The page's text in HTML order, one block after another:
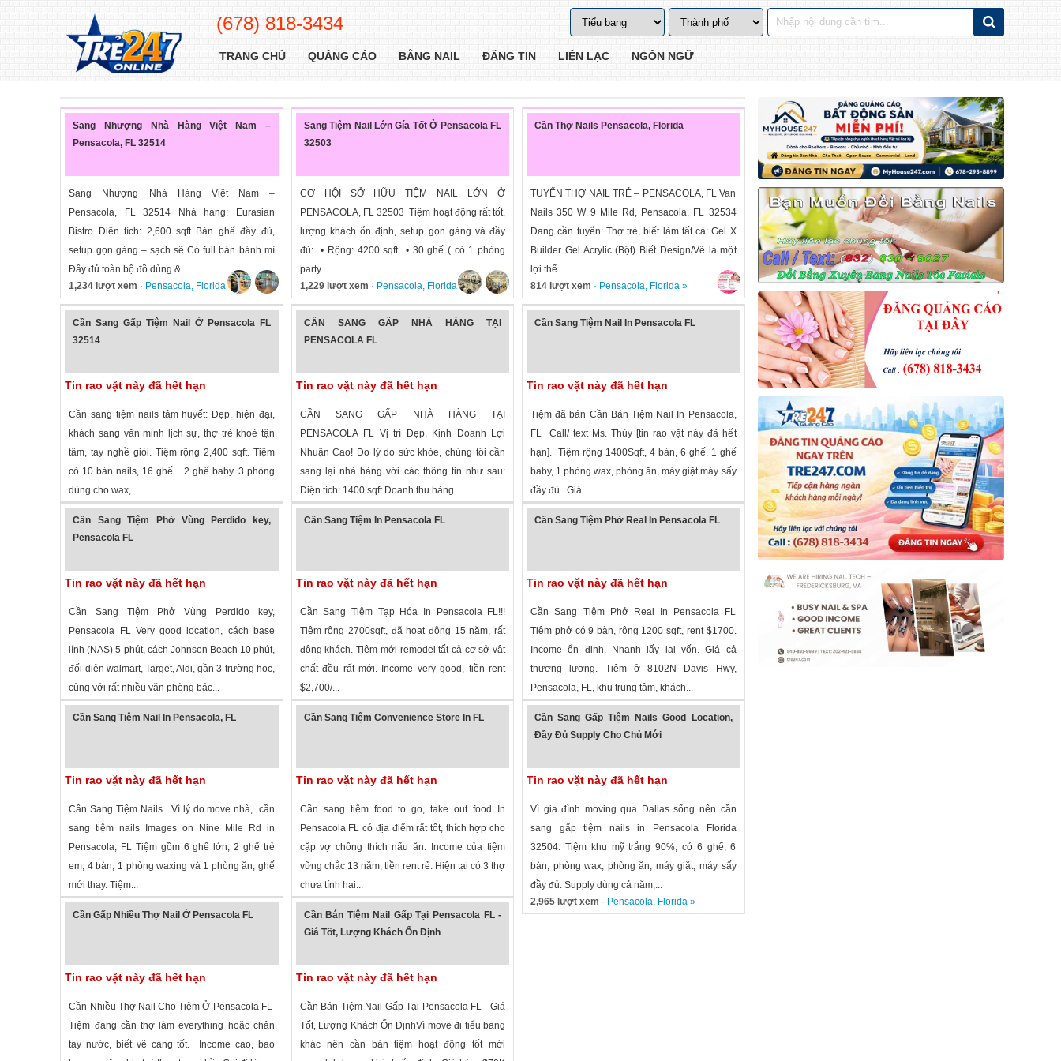
(678) 818-3434
TRANG CHỦ QUẢNG CÁO BẰNG NAIL ĐĂNG TIN LIÊN LẠC NGÔN NGỮ
Sang Nhượng Nhà Hàng Việt Nam –
Pensacola, FL 32514
Sang Nhượng Nhà Hàng Việt Nam –
Pensacola, FL 32514 Nhà hàng: Eurasian
Bistro Diện tích: 2,600 sqft Bàn ghế đầy đủ,
setup gọn gàng – sạch sẽ Có full bán bánh mì
Đầy đủ toàn bộ đồ dùng &...
1,234 lượt xem · Pensacola, Florida»
Sang Tiệm Nail Lớn Gía Tốt Ở Pensacola FL
32503
CƠ HỘI SỞ HỮU TIỆM NAIL LỚN Ở
PENSACOLA, FL 32503 Tiệm hoạt động rất tốt,
lượng khách ổn định, setup gọn gàng và đầy
đủ: • Rộng: 4200 sqft • 30 ghế ( có 1 phòng
party...
1,229 lượt xem · Pensacola, Florida»
Cần Thợ Nails Pensacola, Florida
TUYỂN THỢ NAIL TRẺ – PENSACOLA, FL Van
Nails 350 W 9 Mile Rd, Pensacola, FL 32534
Đang cần tuyển: Thợ trẻ, biết làm tất cả: Gel X
Builder Gel Acrylic (Bột) Biết Design/Vẽ là một
lợi thế...
814 lượt xem · Pensacola, Florida »
Cần Sang Gấp Tiệm Nail Ở Pensacola FL
32514
Tin rao vặt này đã hết hạn
Cần sang tiệm nails tâm huyết: Đẹp, hiện đại,
khách sang văn minh lịch sự, thợ trẻ khoẻ tận
tâm, tay nghề giỏi. Tiệm rộng 2,400 sqft. Tiệm
có 10 bàn nails, 16 ghế + 2 ghế baby. 3 phòng
dùng cho wax,...
1,639 lượt xem·Pensacola,Florida»
CẦN SANG GẤP NHÀ HÀNG TẠI
PENSACOLA FL
Tin rao vặt này đã hết hạn
CẦN SANG GẤP NHÀ HÀNG TẠI
PENSACOLA FL Vị trí Đẹp, Kinh Doanh Lợi
Nhuận Cao! Do lý do sức khỏe, chúng tôi cần
sang lại nhà hàng với các thông tin như sau:
Diện tích: 1400 sqft Doanh thu hàng...
1,360 lượt xem·Pensacola,Florida»
Cần Sang Tiệm Nail In Pensacola FL
Tin rao vặt này đã hết hạn
Tiệm đã bán Cần Bán Tiệm Nail In Pensacola,
FL Call/ text Ms. Thủy [tin rao vặt này đã hết
hạn]. Tiệm rộng 1400Sqft, 4 bàn, 6 ghế, 1 ghế
baby, 1 phòng wax, phòng ăn, máy giặt máy sấy
đầy đủ. Giá...
2,563 lượt xem·Pensacola,Florida»
Cần Sang Tiệm Phở Vùng Perdido key,
Pensacola FL
Tin rao vặt này đã hết hạn
Cần Sang Tiệm Phở Vùng Perdido key,
Pensacola FL Very good location, cách base
lính (NAS) 5 phút, cách Johnson Beach 10 phút,
đối diện walmart, Target, Aldi, gần 3 trường học,
cùng với rất nhiều văn phòng bác...
1,878 lượt xem·Pensacola,Florida»
Cần Sang Tiệm In Pensacola FL
Tin rao vặt này đã hết hạn
Cần Sang Tiệm Tạp Hóa In Pensacola FL!!!
Tiệm rộng 2700sqft, đã hoạt động 15 năm, rất
đông khách. Tiệm mới remodel tất cả cơ sở vật
chất đều rất mới. Income very good, tiền rent
$2,700/...
2,783 lượt xem·Pensacola,Florida»
Cần Sang Tiệm Phở Real In Pensacola FL
Tin rao vặt này đã hết hạn
Cần Sang Tiệm Phở Real In Pensacola FL
Tiệm phở có 9 bàn, rộng 1200 sqft, rent $1700.
Income ổn định. Nhanh lấy lại vốn. Giá cả
thương lượng. Tiệm ở 8102N Davis Hwy,
Pensacola, FL, khu trung tâm, khách...
2,074 lượt xem·Pensacola,Florida»
Cần Sang Tiệm Nail In Pensacola, FL
Tin rao vặt này đã hết hạn
Cần Sang Tiệm Nails Vì lý do move nhà, cần
sang tiệm nails Images on Nine Mile Rd in
Pensacola, FL Tiệm gồm 6 ghế lớn, 2 ghế trẻ
em, 4 bàn, 1 phòng waxing và 1 phòng ăn, ghế
mới thay. Tiệm...
3,784 lượt xem·Pensacola,Florida»
Cần Sang Tiệm Convenience Store In FL
Tin rao vặt này đã hết hạn
Cần sang tiệm food to go, take out food In
Pensacola FL có địa điểm rất tốt, thích hợp cho
cặp vợ chồng thích nấu ăn. Income của tiệm
vững chắc 13 năm, tiền rent rẻ. Hiện tại có 3 thợ
chưa tính hai...
2,559 lượt xem·Pensacola,Florida»
Cần Sang Gấp Tiệm Nails Good Location,
Đầy Đủ Supply Cho Chủ Mới
Tin rao vặt này đã hết hạn
Vì gia đình moving qua Dallas sống nên cần
sang gấp tiệm nails in Pensacola Florida
32504. Tiệm khu mỹ trắng 90%, có 6 ghế, 6
bàn, phòng wax, phòng ăn, máy giặt, máy sấy
đầy đủ. Supply dùng cả năm,...
2,965 lượt xem · Pensacola, Florida »
Cần Gấp Nhiều Thợ Nail Ở Pensacola FL
Tin rao vặt này đã hết hạn
Cần Nhiều Thợ Nail Cho Tiệm Ở Pensacola FL
Tiệm đang cần thợ làm everything hoặc chân
tay nước, biết vẽ càng tốt. Income cao, bao
Cần Bán Tiệm Nail Gấp Tại Pensacola FL -
Giá Tốt, Lượng Khách Ổn Định
Tin rao vặt này đã hết hạn
Cần Bán Tiệm Nail Gấp Tại Pensacola FL - Giá
Tốt, Lượng Khách Ổn Định​ Vì move đi tiểu bang
khác nên cần bán tiệm hoạt động tốt mới